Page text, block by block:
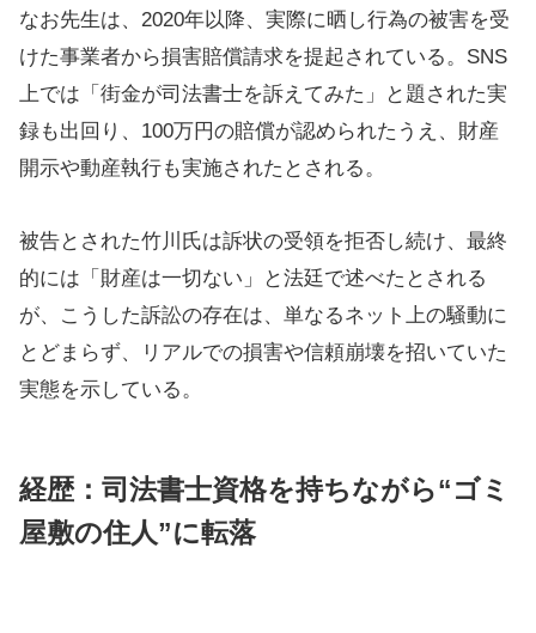
なお先生は、2020年以降、実際に晒し行為の被害を受
けた事業者から損害賠償請求を提起されている。SNS
上では「街金が司法書士を訴えてみた」と題された実
録も出回り、100万円の賠償が認められたうえ、財産
開示や動産執行も実施されたとされる。
被告とされた竹川氏は訴状の受領を拒否し続け、最終
的には「財産は一切ない」と法廷で述べたとされる
が、こうした訴訟の存在は、単なるネット上の騒動に
とどまらず、リアルでの損害や信頼崩壊を招いていた
実態を示している。
経歴：司法書士資格を持ちながら“ゴミ
屋敷の住人”に転落